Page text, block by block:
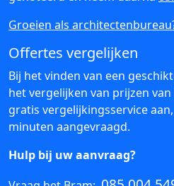
Groeien als
Offertes vergelijken
Bij het vinden van een
het vergelijken van prijzen
gratis vergelijkingsservice
minuten aangevraagd.
Hulp bij uw aanvraag?